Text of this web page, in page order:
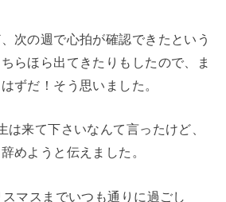
次の週で心拍が確認できたという
らほら出てきたりもしたので、ま
ずだ！そう思いました。
は来て下さいなんて言ったけど、
めようと伝えました。
マスまでいつも通りに過ごし